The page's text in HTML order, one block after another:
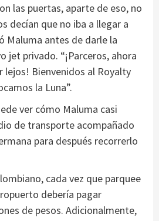
las puertas, aparte de eso, no
decían que no iba a llegar a
Maluma antes de darle la
jet privado. “¡Parceros, ahora
lejos! Bienvenidos al Royalty
la Luna”.
ver cómo Maluma casi
de transporte acompañado
para después recorrerlo
cada vez que parquee
debería pagar
de pesos. Adicionalmente,